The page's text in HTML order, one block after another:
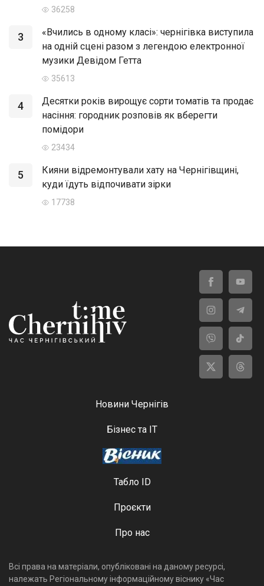
36258
3
«Вчились в одному класі»: чернігівка виступила
на одній сцені разом з легендою електронної
музики Девідом Гетта
35613
4
Десятки років вирощує сорти томатів та продає
насіння: городник розповів як вберегти
помідори
23434
5
Кияни відремонтували хату на Чернігівщині,
куди їдуть відпочивати зірки
17738
Новини Чернігів
Бізнес та ІТ
Табло ID
Проєкти
Про нас
Всі права на матеріали, опубліковані на даному ресурсі,
належать Регіональному інформаційному віснику «Час